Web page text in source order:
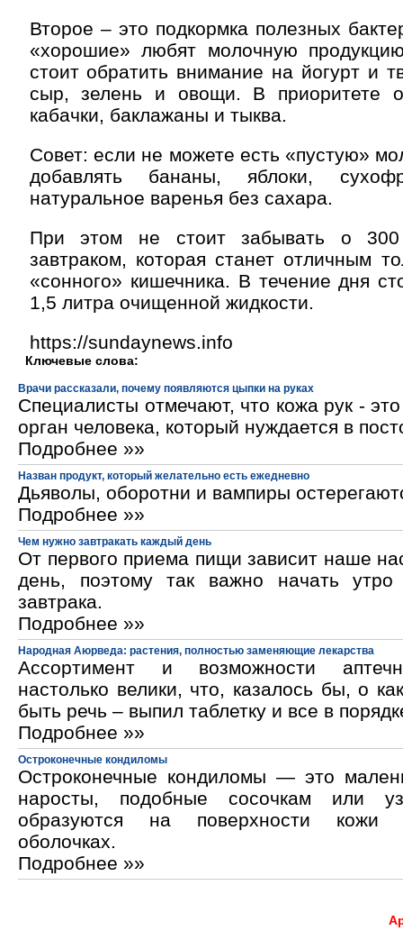
Второе – это подкормка полезных
«хорошие» любят молочную
стоит обратить внимание на йогурт и
сыр, зелень и овощи. В приоритете
кабачки, баклажаны и тыква.
Совет: если не можете есть «пустую»
добавлять бананы, яблоки,
натуральное варенья без сахара.
При этом не стоит забывать о
завтраком, которая станет отличным
«сонного» кишечника. В течение дня
1,5 литра очищенной жидкости.
https://sundaynews.info
Ключевые слова:
Врачи рассказали, почему появляются цыпки на руках
Специалисты отмечают, что кожа рук -
орган человека, который нуждается в
Подробнее »»
Назван продукт, который желательно есть ежедневно
Дьяволы, оборотни и вампиры
Подробнее »»
Чем нужно завтракать каждый день
От первого приема пищи зависит наше
день, поэтому так важно начать утро
завтрака.
Подробнее »»
Народная Аюрведа: растения, полностью заменяющие лекарства
Ассортимент и возможности
настолько велики, что, казалось бы, о
быть речь – выпил таблетку и все в
Подробнее »»
Остроконечные кондиломы
Остроконечные кондиломы — это
наросты, подобные сосочкам или
образуются на поверхности кожи
оболочках.
Подробнее »»